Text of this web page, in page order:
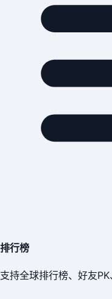
排行榜
支持全球排行榜、好友